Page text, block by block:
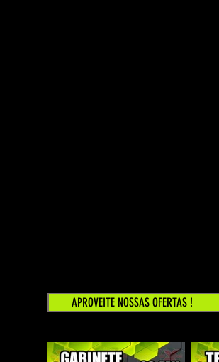
APROVEITE NOSSAS OFERTAS !